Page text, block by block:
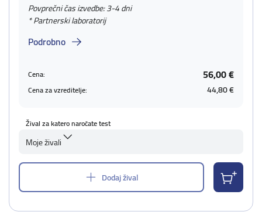
Povprečni čas izvedbe: 3-4 dni
* Partnerski laboratorij
Podrobno
Cena: 56,00 €
Cena za vzreditelje: 44,80 €
Žival za katero naročate test
Moje živali
Dodaj žival